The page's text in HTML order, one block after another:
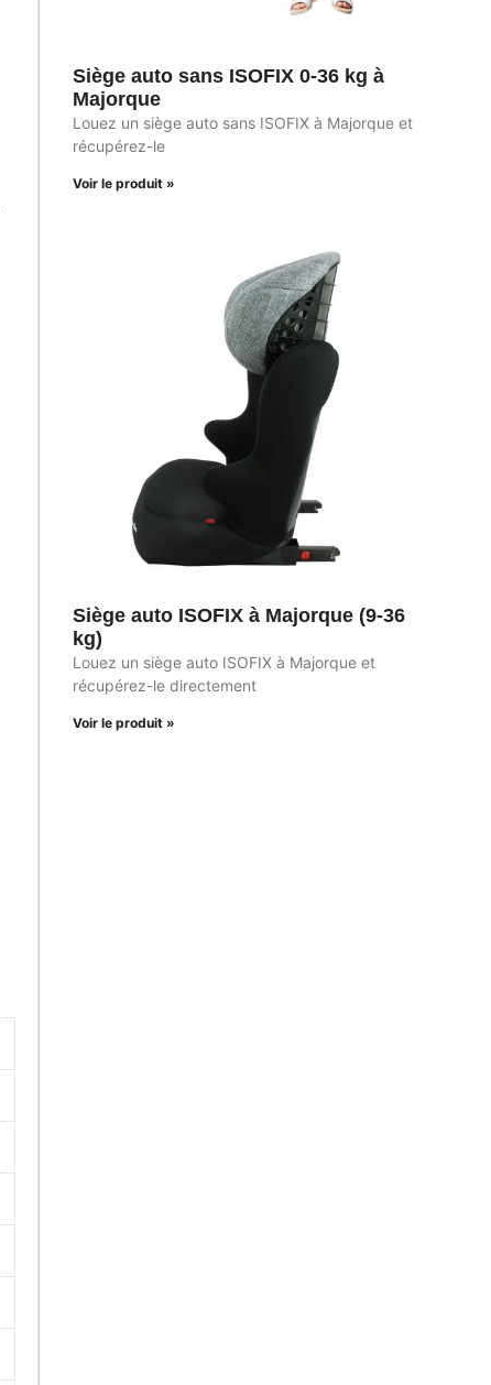
Siège auto sans ISOFIX 0-36 kg à
Majorque
Louez un siège auto sans ISOFIX à Majorque et
récupérez-le
Voir le produit »
Siège auto ISOFIX à Majorque (9-36
kg)
Louez un siège auto ISOFIX à Majorque et
récupérez-le directement
Voir le produit »